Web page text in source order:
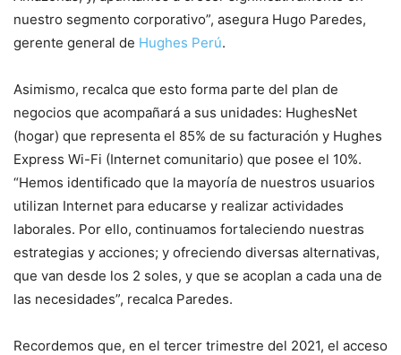
nuestro segmento corporativo”, asegura Hugo Paredes,
gerente general de Hughes Perú.
Asimismo, recalca que esto forma parte del plan de
negocios que acompañará a sus unidades: HughesNet
(hogar) que representa el 85% de su facturación y Hughes
Express Wi-Fi (Internet comunitario) que posee el 10%.
“Hemos identificado que la mayoría de nuestros usuarios
utilizan Internet para educarse y realizar actividades
laborales. Por ello, continuamos fortaleciendo nuestras
estrategias y acciones; y ofreciendo diversas alternativas,
que van desde los 2 soles, y que se acoplan a cada una de
las necesidades”, recalca Paredes.
Recordemos que, en el tercer trimestre del 2021, el acceso